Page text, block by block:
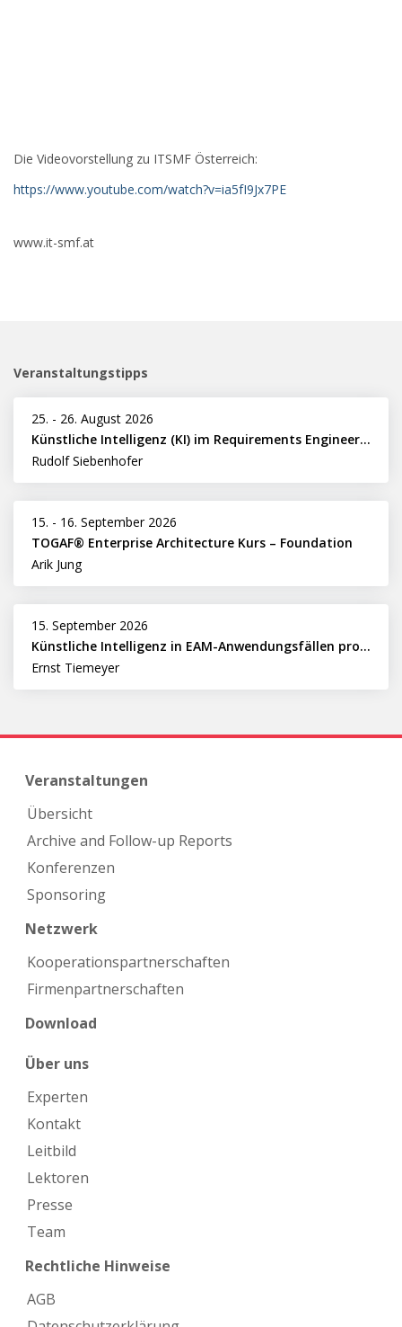
Die Videovorstellung zu ITSMF Österreich:
https://www.youtube.com/watch?v=ia5fI9Jx7PE
www.it-smf.at
Veranstaltungstipps
25. - 26. August 2026
Künstliche Intelligenz (KI) im Requirements Engineering erfolgreich einsetzen
Rudolf Siebenhofer
15. - 16. September 2026
TOGAF® Enterprise Architecture Kurs – Foundation
Arik Jung
15. September 2026
Künstliche Intelligenz in EAM-Anwendungsfällen professionell nutzen
Ernst Tiemeyer
Veranstaltungen
Übersicht
Archive and Follow-up Reports
Konferenzen
Sponsoring
Netzwerk
Kooperations­partnerschaften
Firmen­partnerschaften
Download
Über uns
Experten
Kontakt
Leitbild
Lektoren
Presse
Team
Rechtliche Hinweise
AGB